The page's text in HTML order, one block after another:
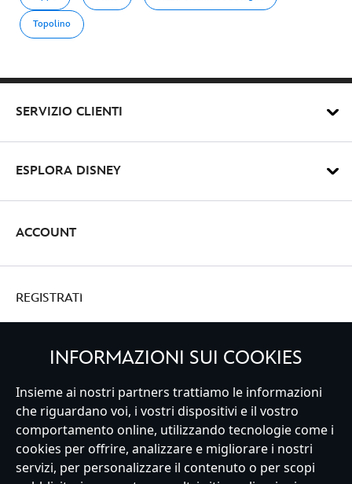
Topolino
SERVIZIO CLIENTI
ESPLORA DISNEY
ACCOUNT
REGISTRATI
Italy
Servizio Clienti Termini d'Uso Trova Negozio
Mappa del Sito
Normativa Europea sul trattamento dei dati personali
INFORMAZIONI SUI COOKIES
Insieme ai nostri partners trattiamo le informazioni
che riguardano voi, i vostri dispositivi e il vostro
comportamento online, utilizzando tecnologie come i
cookies per offrire, analizzare e migliorare i nostri
servizi, per personalizzare il contenuto o per scopi